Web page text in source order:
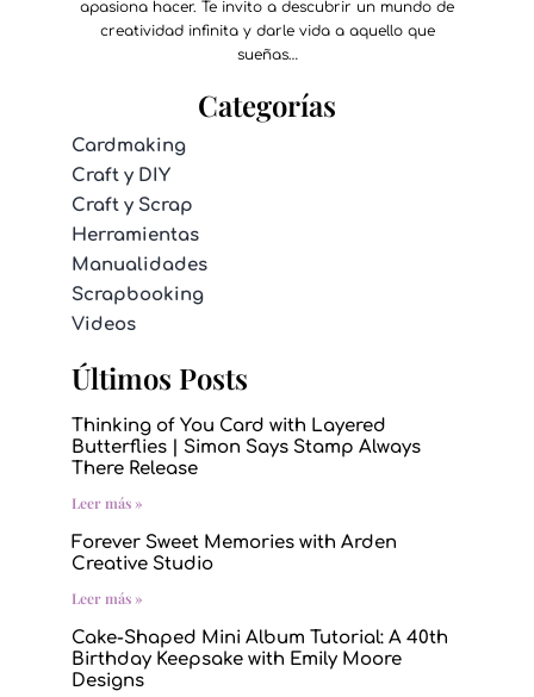
apasiona hacer. Te invito a descubrir un mundo de
creatividad infinita y darle vida a aquello que
sueñas…
Categorías
Cardmaking
Craft y DIY
Craft y Scrap
Herramientas
Manualidades
Scrapbooking
Videos
Últimos Posts
Thinking of You Card with Layered
Butterflies | Simon Says Stamp Always
There Release
Leer más »
Forever Sweet Memories with Arden
Creative Studio
Leer más »
Cake-Shaped Mini Album Tutorial: A 40th
Birthday Keepsake with Emily Moore
Designs